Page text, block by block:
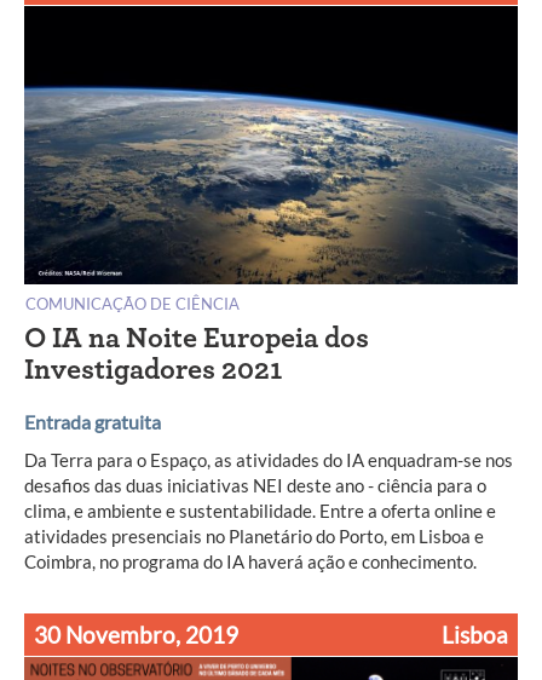
COMUNICAÇÃO DE CIÊNCIA
O IA na Noite Europeia dos
Investigadores 2021
Entrada gratuita
Da Terra para o Espaço, as atividades do IA enquadram-se nos
desafios das duas iniciativas NEI deste ano - ciência para o
clima, e ambiente e sustentabilidade. Entre a oferta online e
atividades presenciais no Planetário do Porto, em Lisboa e
Coimbra, no programa do IA haverá ação e conhecimento.
30 Novembro, 2019 Lisboa